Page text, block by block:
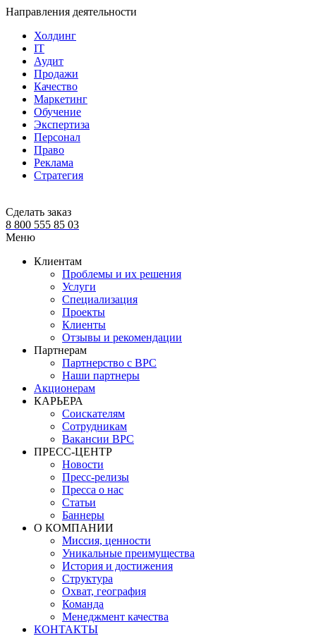
Направления деятельности
Холдинг
IT
Аудит
Продажи
Качество
Маркетинг
Обучение
Экспертиза
Персонал
Право
Реклама
Стратегия
Сделать заказ
8 800 555 85 03
Меню
Клиентам
Проблемы и их решения
Услуги
Специализация
Проекты
Клиенты
Отзывы и рекомендации
Партнерам
Партнерство с BPC
Наши партнеры
Акционерам
КАРЬЕРА
Соискателям
Сотрудникам
Вакансии BPC
ПРЕСС-ЦЕНТР
Новости
Пресс-релизы
Пресса о нас
Статьи
Баннеры
О КОМПАНИИ
Миссия, ценности
Уникальные преимущества
История и достижения
Структура
Охват, география
Команда
Менеджмент качества
КОНТАКТЫ